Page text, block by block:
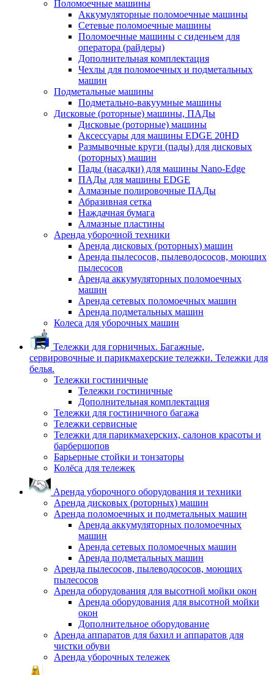
Поломоечные машины
Аккумуляторные поломоечные машины
Сетевые поломоечные машины
Поломоечные машины с сиденьем для
оператора (райдеры)
Дополнительная комплектация
Чехлы для поломоечных и подметальных
машин
Подметальные машины
Подметально-вакуумные машины
Дисковые (роторные) машины, ПАДы
Дисковые (роторные) машины
Аксессуары для машины EDGE 20HD
Размывочные круги (пады) для дисковых
(роторных) машин
Пады (насадки) для машины Nano-Edge
ПАДы для машины EDGE
Алмазные полировочные ПАДы
Абразивная сетка
Наждачная бумага
Алмазные пластины
Аренда уборочной техники
Аренда дисковых (роторных) машин
Аренда пылесосов, пылеводососов, моющих
пылесосов
Аренда аккумуляторных поломоечных
машин
Аренда сетевых поломоечных машин
Аренда подметальных машин
Колеса для уборочных машин
Тележки для горничных. Багажные,
сервировочные и парикмахерские тележки. Тележки для
белья.
Тележки гостиничные
Тележки гостиничные
Дополнительная комплектация
Тележки для гостиничного багажа
Тележки сервисные
Тележки для парикмахерских, салонов красоты и
барбершопов
Барьерные стойки и тонзаторы
Колёса для тележек
Аренда уборочного оборудования и техники
Аренда дисковых (роторных) машин
Аренда поломоечных и подметальных машин
Аренда аккумуляторных поломоечных
машин
Аренда сетевых поломоечных машин
Аренда подметальных машин
Аренда пылесосов, пылеводососов, моющих
пылесосов
Аренда оборудования для высотной мойки окон
Аренда оборудования для высотной мойки
окон
Дополнительное оборудование
Аренда аппаратов для бахил и аппаратов для
чистки обуви
Аренда уборочных тележек